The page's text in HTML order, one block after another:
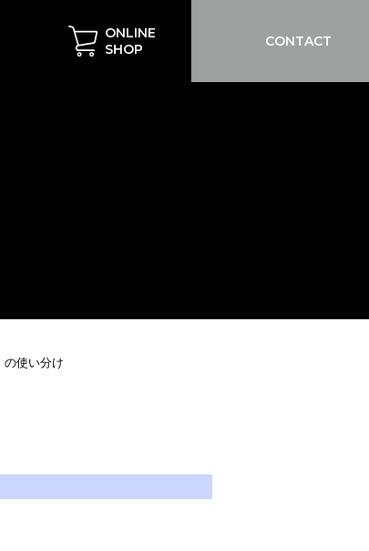
ONLINE
SHOP
CONTACT
の使い分け